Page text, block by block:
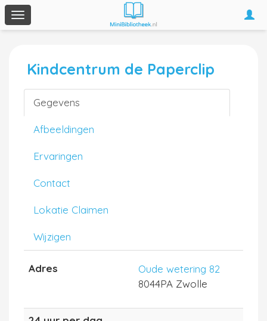
Toggle
navigation
Kindcentrum de Paperclip
Gegevens
Afbeeldingen
Ervaringen
Contact
Lokatie Claimen
Wijzigen
Adres
Oude wetering 82
8044PA Zwolle